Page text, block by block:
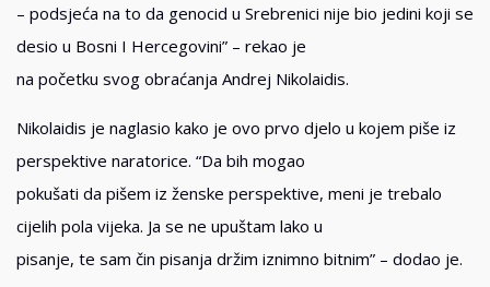
– podsjeća na to da genocid u Srebrenici nije bio jedini koji se
desio u Bosni I Hercegovini” – rekao je
na početku svog obraćanja Andrej Nikolaidis.
Nikolaidis je naglasio kako je ovo prvo djelo u kojem piše iz
perspektive naratorice. “Da bih mogao
pokušati da pišem iz ženske perspektive, meni je trebalo
cijelih pola vijeka. Ja se ne upuštam lako u
pisanje, te sam čin pisanja držim iznimno bitnim” – dodao je.